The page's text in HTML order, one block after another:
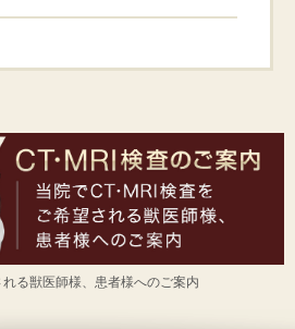
る獣医師様、患者様へのご案内